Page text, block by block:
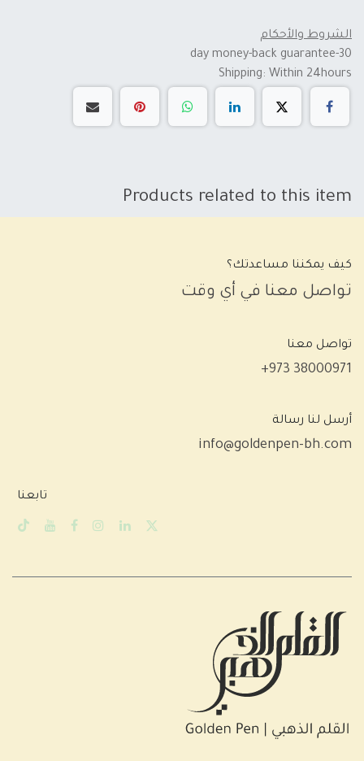
الشروط والأحكام
30-day money-back guarantee
Shipping: Within 24hours
Products related to this item
كيف يمكننا مساعدتك؟
تواصل معنا في أي وقت
تواصل معنا
+973 38000971
أرسل لنا رسالة
info@goldenpen-bh.com
تابعنا